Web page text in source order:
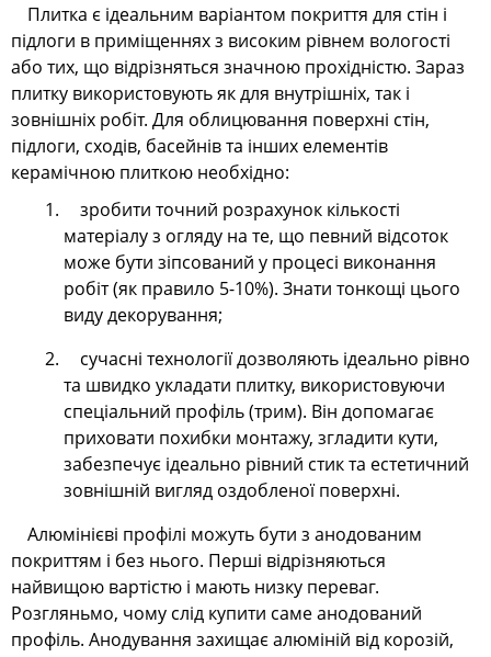
Плитка є ідеальним варіантом покриття для стін і
підлоги в приміщеннях з високим рівнем вологості
або тих, що відрізняться значною прохідністю. Зараз
плитку використовують як для внутрішніх, так і
зовнішніх робіт. Для облицювання поверхні стін,
підлоги, сходів, басейнів та інших елементів
керамічною плиткою необхідно:
зробити точний розрахунок кількості
матеріалу з огляду на те, що певний відсоток
може бути зіпсований у процесі виконання
робіт (як правило 5-10%). Знати тонкощі цього
виду декорування;
сучасні технології дозволяють ідеально рівно
та швидко укладати плитку, використовуючи
спеціальний профіль (трим). Він допомагає
приховати похибки монтажу, згладити кути,
забезпечує ідеально рівний стик та естетичний
зовнішній вигляд оздобленої поверхні.
Алюмінієві профілі можуть бути з анодованим
покриттям і без нього. Перші відрізняються
найвищою вартістю і мають низку переваг.
Розгляньмо, чому слід купити саме анодований
профіль. Анодування захищає алюміній від корозій,